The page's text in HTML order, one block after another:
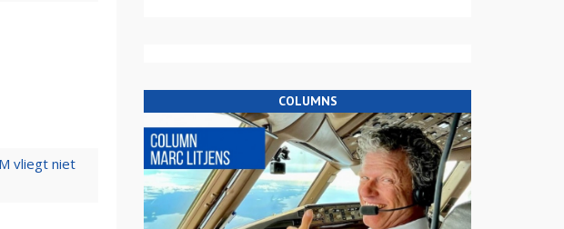
vliegt niet
COLUMNS